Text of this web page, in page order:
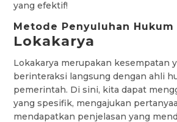
yang efektif!
Metode Penyuluhan Hukum
Lokakarya
Lokakarya merupakan kesempatan
berinteraksi langsung dengan ahli
pemerintah. Di sini, kita dapat
yang spesifik, mengajukan
mendapatkan penjelasan yang